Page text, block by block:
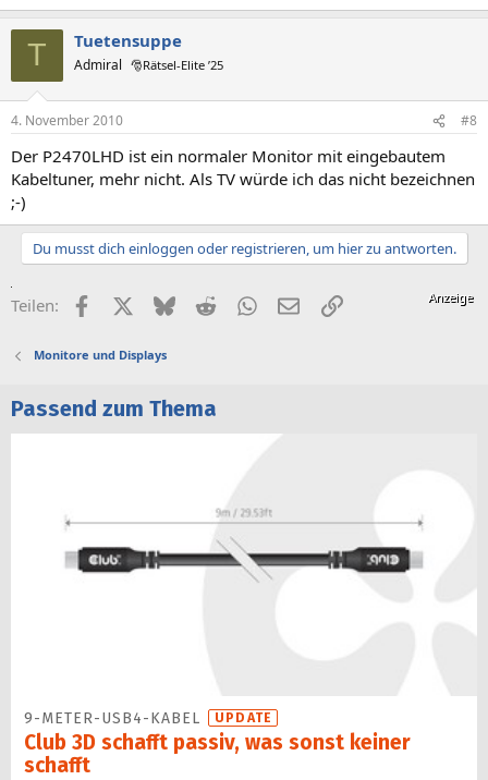
T Tuetensuppe
Admiral 🎅Rätsel-Elite ’25
4. November 2010 #8
Der P2470LHD ist ein normaler Monitor mit eingebautem
Kabeltuner, mehr nicht. Als TV würde ich das nicht bezeichnen
;-)
Du musst dich einloggen oder registrieren, um hier zu antworten.
Teilen: FacebookX (Twitter)
BlueskyRedditWhatsApp
E-MailLink
Monitore und Displays
Passend zum Thema
9-METER-USB4-KABEL UPDATE
Club 3D schafft passiv, was sonst keiner
schafft